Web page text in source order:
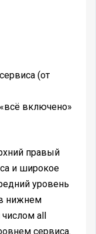
(от
включено»
правый
и широкое
уровень
нижнем
all
сервиса.